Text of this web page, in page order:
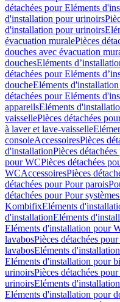
détachées pour Eléments
d'installation pour urinoirs
d'installation pour urinoirs
évacuation muralePièces
douches avec évacuation
douchesEléments
détachées pour Eléments
doucheEléments
détachées pour Eléments
appareilsEléments
vaissellePièces détachées
à laver et lave-vaisselle
consoleAccessoiresPièces
d'installationPièces
pour WCPièces détachées
WCAccessoiresPièces
détachées pour Pour parois
détachées pour Pour
KombifixEléments
d'installationEléments
Eléments d'installation pour
lavabosPièces détachées
lavabosEléments
Eléments d'installation pour
urinoirsPièces détachées
urinoirsEléments
Eléments d'installation pour